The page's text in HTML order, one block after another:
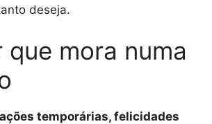
deseja.
que mora numa
temporárias, felicidades